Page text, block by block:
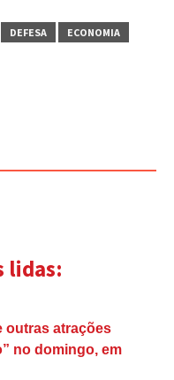
DEFESA
ECONOMIA
lidas:
outras atrações
no domingo, em